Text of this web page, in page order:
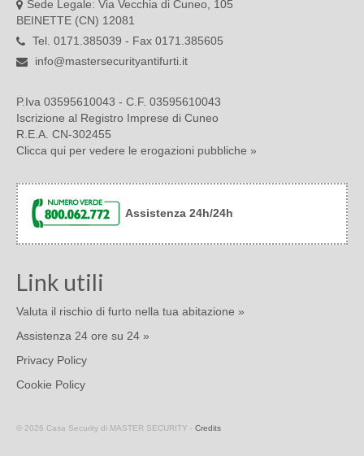
Sede Legale: Via Vecchia di Cuneo, 105
BEINETTE (CN) 12081
Tel. 0171.385039 - Fax 0171.385605
info@mastersecurityantifurti.it
P.Iva 03595610043 - C.F. 03595610043
Iscrizione al Registro Imprese di Cuneo
R.E.A. CN-302455
Clicca qui per vedere le erogazioni pubbliche »
Assistenza 24h/24h
Link utili
Valuta il rischio di furto nella tua abitazione »
Assistenza 24 ore su 24 »
Privacy Policy
Cookie Policy
© 2026 Casa Security di MASTER SECURITY - Credits